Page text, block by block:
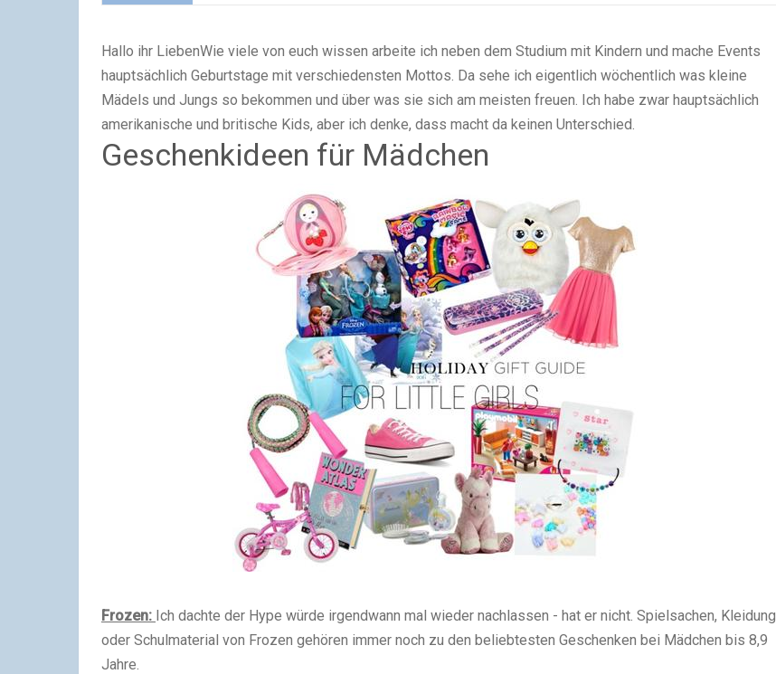
Hallo ihr LiebenWie viele von euch wissen arbeite ich neben dem Studium mit Kindern und mache Events
hauptsächlich Geburtstage mit verschiedensten Mottos. Da sehe ich eigentlich wöchentlich was kleine
Mädels und Jungs so bekommen und über was sie sich am meisten freuen. Ich habe zwar hauptsächlich
amerikanische und britische Kids, aber ich denke, dass macht da keinen Unterschied.
Geschenkideen für Mädchen
Frozen: Ich dachte der Hype würde irgendwann mal wieder nachlassen - hat er nicht. Spielsachen, Kleidung
oder Schulmaterial von Frozen gehören immer noch zu den beliebtesten Geschenken bei Mädchen bis 8,9
Jahre.